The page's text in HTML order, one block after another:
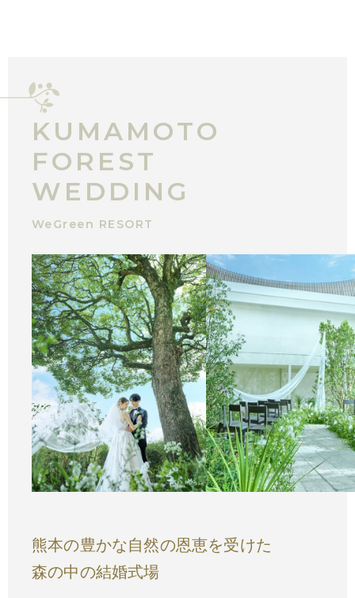
KUMAMOTO
FOREST
WEDDING
WeGreen RESORT
熊本の豊かな自然の恩恵を受けた
森の中の結婚式場